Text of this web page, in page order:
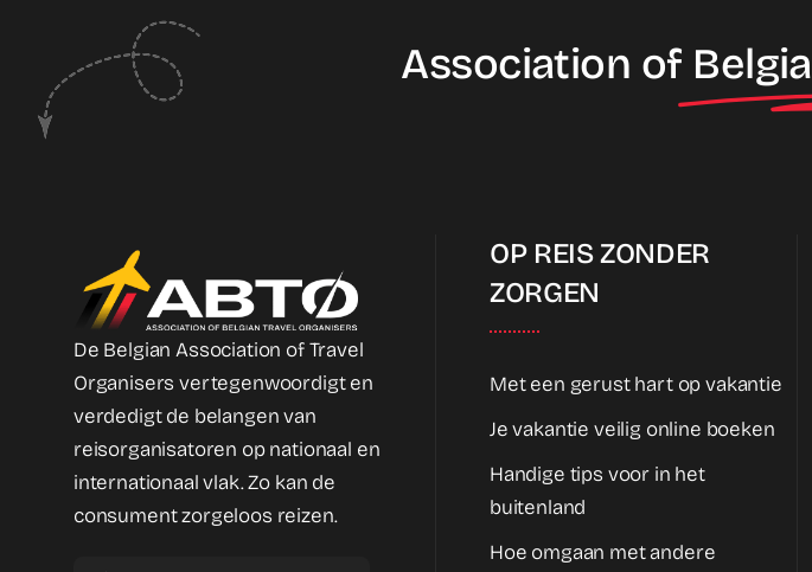
Association of
De Belgian Association of Travel
Organisers vertegenwoordigt en
verdedigt de belangen van
reisorganisatoren op nationaal en
internationaal vlak. Zo kan de
consument zorgeloos reizen.
OP REIS ZONDER
ZORGEN
Met een gerust hart op vakantie
Je vakantie veilig online boeken
Handige tips voor in het
buitenland
Hoe omgaan met andere